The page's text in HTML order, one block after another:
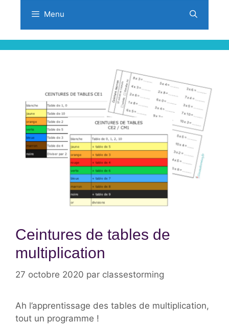
Menu
Ceintures de tables de
multiplication
27 octobre 2020 par classestorming
Ah l’apprentissage des tables de multiplication,
tout un programme !